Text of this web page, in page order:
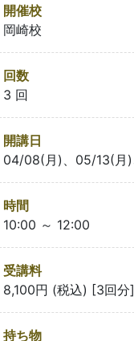
開催校
岡崎校
回数
3 回
開講日
04/08(月)、05/13(月
時間
10:00 ～ 12:00
受講料
8,100円 (税込) [3回分]
持ち物